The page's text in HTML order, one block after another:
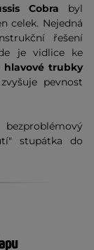
Cobra byl
celek. Nejedná
řešení
je vidlice ke
hlavové trubky
pevnost
stupátka do